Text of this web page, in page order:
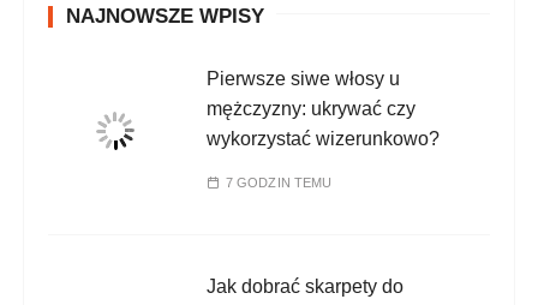
NAJNOWSZE WPISY
Pierwsze siwe włosy u
mężczyzny: ukrywać czy
wykorzystać wizerunkowo?
7 GODZIN TEMU
Jak dobrać skarpety do